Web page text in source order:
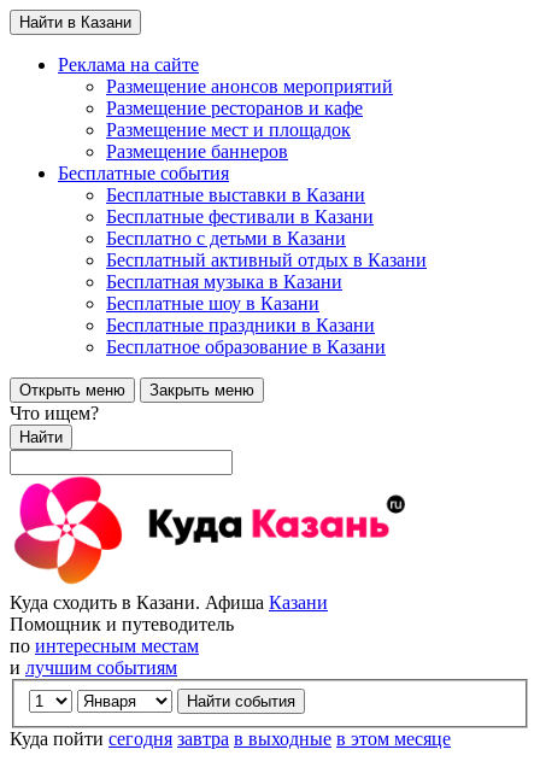
Найти в Казани
Реклама на сайте
Размещение анонсов мероприятий
Размещение ресторанов и кафе
Размещение мест и площадок
Размещение баннеров
Бесплатные события
Бесплатные выставки в Казани
Бесплатные фестивали в Казани
Бесплатно с детьми в Казани
Бесплатный активный отдых в Казани
Бесплатная музыка в Казани
Бесплатные шоу в Казани
Бесплатные праздники в Казани
Бесплатное образование в Казани
Открыть меню Закрыть меню
Что ищем?
Найти
Куда сходить в Казани. Афиша Казани
Помощник и путеводитель
по интересным местам
и лучшим событиям
Куда пойти сегодня завтра в выходные в этом месяце